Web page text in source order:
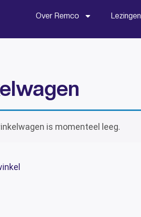
Over Remco Lezingen
is momenteel leeg.